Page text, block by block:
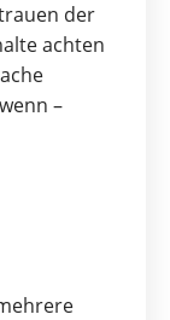
der
achten
–